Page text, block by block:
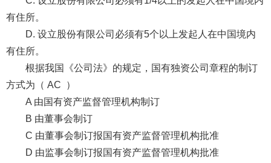
有住所。
D. 设立股份有限公司必须有5个以上发起人在中国境内
有住所。
根据我国《公司法》的规定，国有独资公司章程的制订
方式为（ AC ）
A 由国有资产监督管理机构制订
B 由董事会制订
C 由董事会制订报国有资产监督管理机构批准
D 由监事会制订报国有资产监督管理机构批准